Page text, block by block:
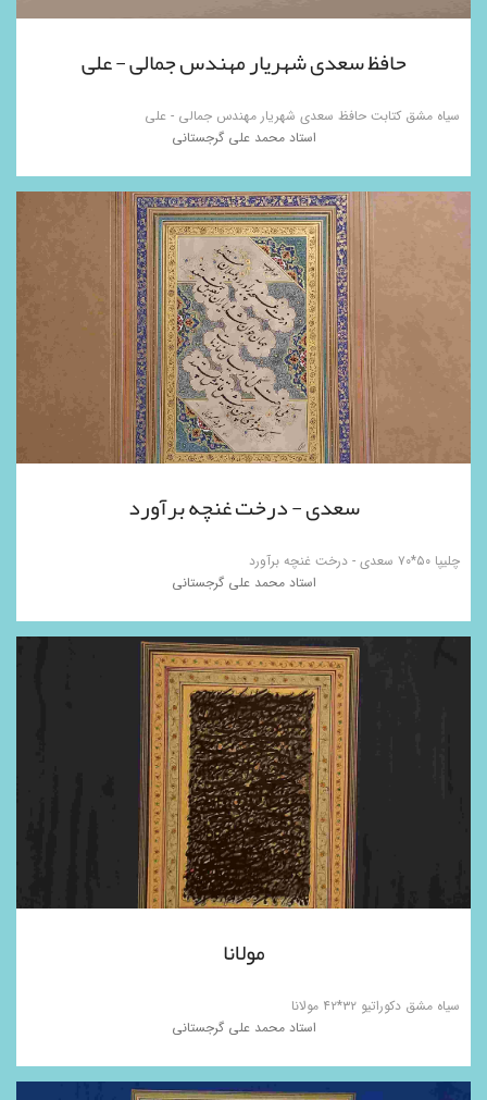
حافظ سعدی شهریار مهندس جمالی - علی
سیاه مشق کتابت حافظ سعدی شهریار مهندس جمالی - علی
استاد محمد علی گرجستانی
سعدی - درخت غنچه برآورد
چلیپا ۵۰*۷۰ سعدی - درخت غنچه برآورد
استاد محمد علی گرجستانی
مولانا
سیاه مشق دکوراتیو ۳۲*۴۲ مولانا
استاد محمد علی گرجستانی